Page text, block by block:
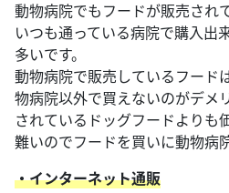
動物病院でもフードが販売され
いつも通っている病院で購入出
多いです。
動物病院で販売しているフード
物病院以外で買えないのがデメ
されているドッグフードよりも
難いのでフードを買いに動物病
・インターネット通販